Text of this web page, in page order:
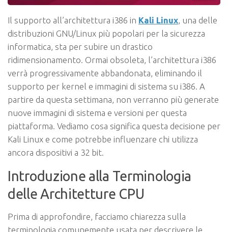
Il supporto all’architettura i386 in Kali Linux , una delle
distribuzioni GNU/Linux più popolari per la sicurezza
informatica, sta per subire un drastico
ridimensionamento. Ormai obsoleta, l’architettura i386
verrà progressivamente abbandonata, eliminando il
supporto per kernel e immagini di sistema su i386. A
partire da questa settimana, non verranno più generate
nuove immagini di sistema e versioni per questa
piattaforma. Vediamo cosa significa questa decisione per
Kali Linux e come potrebbe influenzare chi utilizza
ancora dispositivi a 32 bit.
Introduzione alla Terminologia
delle Architetture CPU
Prima di approfondire, facciamo chiarezza sulla
terminologia comunemente usata per descrivere le